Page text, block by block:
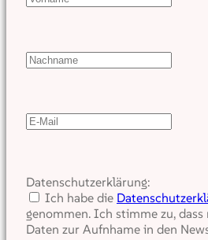
Datenschutzerklärung:
Ich habe die
genommen. Ich stimme zu,
Daten zur Aufnhame in den